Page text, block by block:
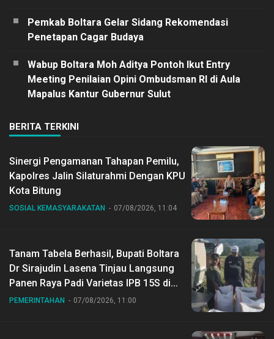
Pemkab Boltara Gelar Sidang Rekomendasi
Penetapan Cagar Budaya
Wabup Boltara Moh Aditya Pontoh Ikut Entry
Meeting Penilaian Opini Ombudsman RI di Aula
Mapalus Kantur Gubernur Sulut
BERITA TERKINI
Sinergi Pengamanan Tahapan Pemilu,
Kapolres Jalin Silaturahmi Dengan KPU
Kota Bitung
SOSIAL KEMASYARAKATAN 07/08/2026, 11:04
Tanam Tabela Berhasil, Bupati Boltara
Dr Sirajudin Lasena Tinjau Langsung
Panen Raya Padi Varietas IPB 15S di
Desa Gihang
PEMERINTAHAN 07/08/2026, 11:00